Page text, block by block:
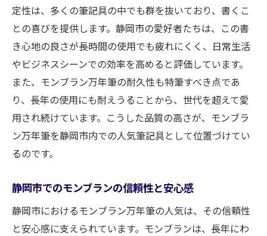
定性は、多くの筆記具の中でも群を抜いており、書くこ
との喜びを提供します。静岡市の愛好者たちは、この書
き心地の良さが長時間の使用でも疲れにくく、日常生活
やビジネスシーンでの効率を高めると評価しています。
また、モンブラン万年筆の耐久性も特筆すべき点であ
り、長年の使用にも耐えうることから、世代を超えて愛
用され続けています。こうした品質の高さが、モンブラ
ン万年筆を静岡市内での人気筆記具として位置づけてい
るのです。
静岡市でのモンブランの信頼性と安心感
静岡市におけるモンブラン万年筆の人気は、その信頼性
と安心感に支えられています。モンブランは、長年にわ